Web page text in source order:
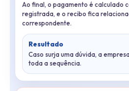
Ao final, o pagamento é calculado
registrada, e o recibo fica
correspondente.
Resultado
Caso surja uma dúvida, a
toda a sequência.